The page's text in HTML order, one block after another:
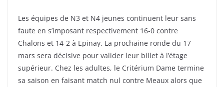
Les équipes de N3 et N4 jeunes continuent leur sans
faute en s’imposant respectivement 16-0 contre
Chalons et 14-2 à Epinay. La prochaine ronde du 17
mars sera décisive pour valider leur billet à l’étage
supérieur. Chez les adultes, le Critérium Dame termine
sa saison en faisant match nul contre Meaux alors que